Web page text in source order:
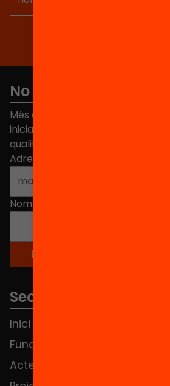
No et perdis res
Més de 40.000 persones ja han
iniciatives, propostes i projectes
qualitat de l'educació a Catalunya.
Adreça electrònica
Nom
Seccions
Inici
Fundació
Actes